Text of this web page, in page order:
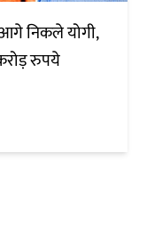
निकले योगी,
रुपये